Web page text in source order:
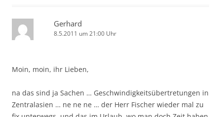
Gerhard
8.5.2011 um 21:00 Uhr
Moin, moin, ihr Lieben,
na das sind ja Sachen … Geschwindigkeitsübertretungen in
Zentralasien … ne ne ne … der Herr Fischer wieder mal zu